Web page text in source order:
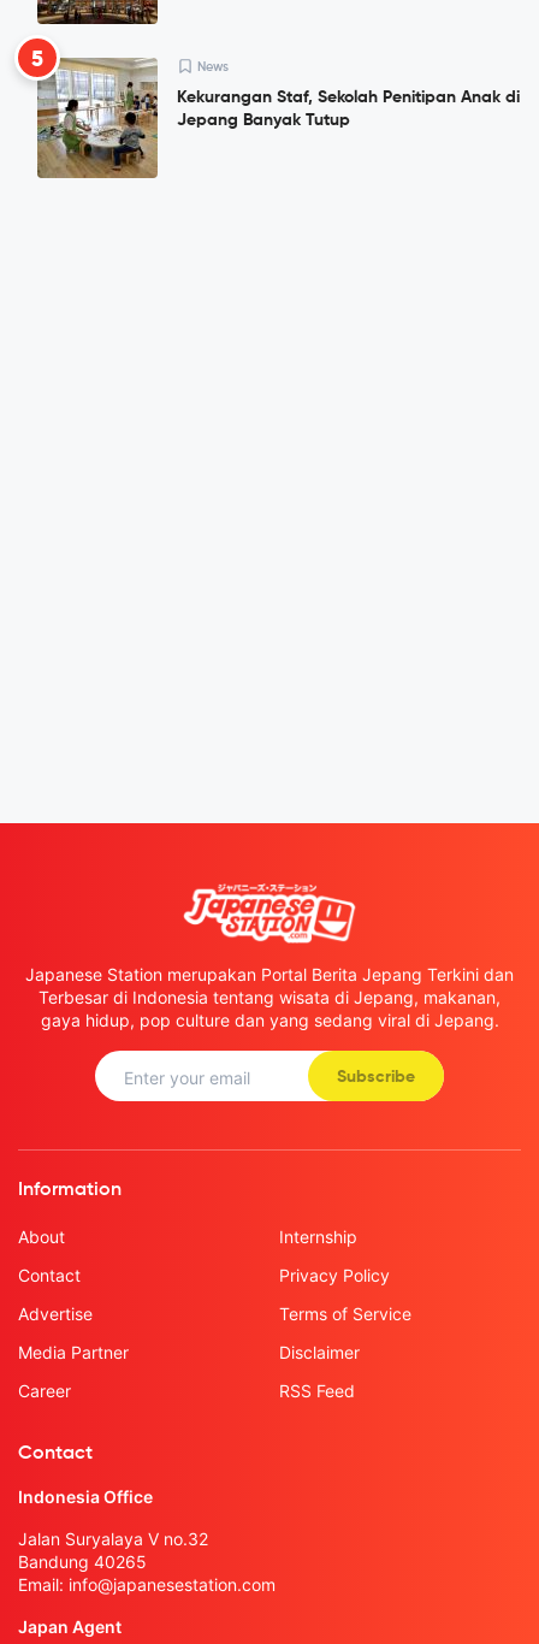
5 News
Kekurangan Staf, Sekolah Penitipan Anak di
Jepang Banyak Tutup
Japanese Station merupakan Portal Berita Jepang Terkini dan
Terbesar di Indonesia tentang wisata di Jepang, makanan,
gaya hidup, pop culture dan yang sedang viral di Jepang.
Subscribe
Information
About
Contact
Advertise
Media Partner
Career
Internship
Privacy Policy
Terms of Service
Disclaimer
RSS Feed
Contact
Indonesia Office
Jalan Suryalaya V no.32
Bandung 40265
Email: info@japanesestation.com
Japan Agent